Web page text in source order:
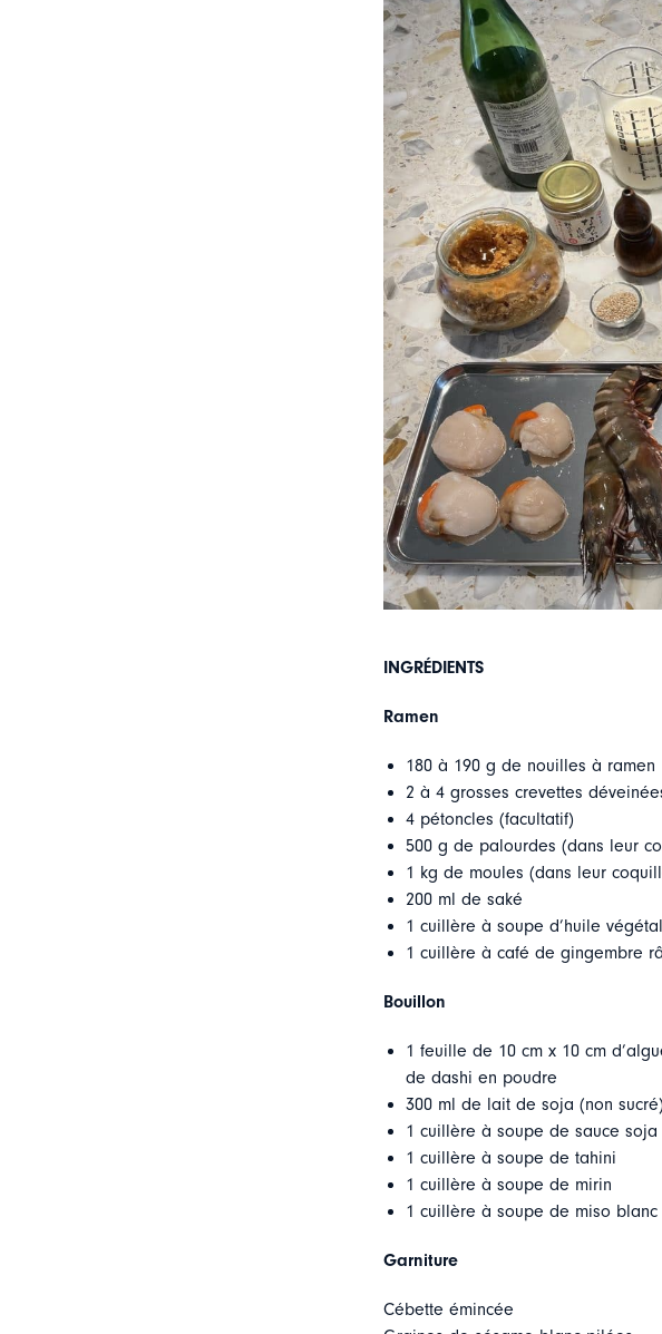
INGRÉDIENTS
Ramen
180 à 190 g de nouilles à ramen
2 à 4 grosses crevettes
4 pétoncles (facultatif)
500 g de palourdes (dans leur
1 kg de moules (dans leur
200 ml de saké
1 cuillère à soupe d’huile
1 cuillère à café de gingembre
Bouillon
1 feuille de 10 cm x 10 cm
de dashi en poudre
300 ml de lait de soja (non sucré)
1 cuillère à soupe de sauce soja
1 cuillère à soupe de tahini
1 cuillère à soupe de mirin
1 cuillère à soupe de miso
Garniture
Cébette émincée